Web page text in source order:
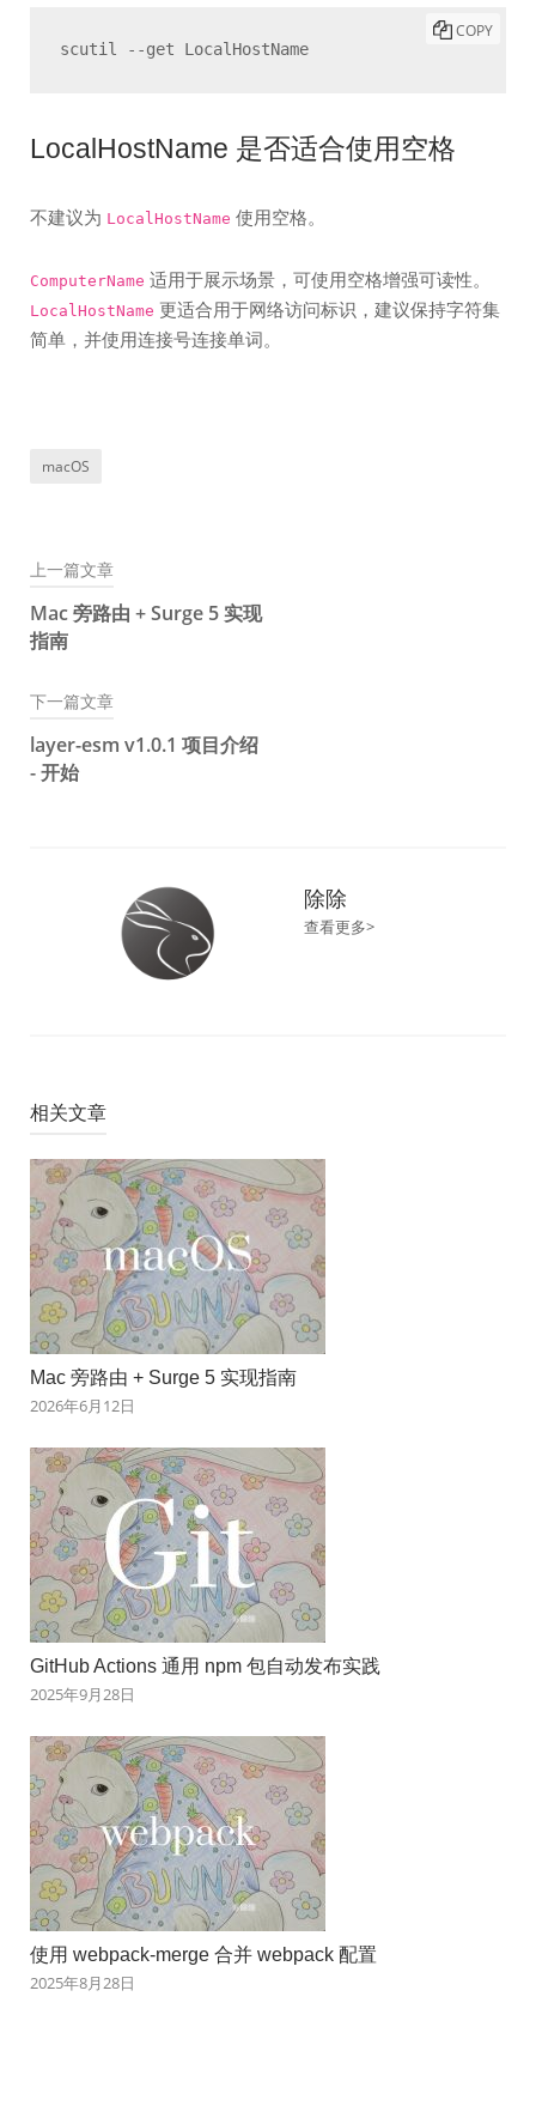
scutil --get LocalHostName
COPY
LocalHostName 是否适合使用空格
不建议为 LocalHostName 使用空格。
ComputerName 适用于展示场景，可使用空格增强可读性。
LocalHostName 更适合用于网络访问标识，建议保持字符集
简单，并使用连接号连接单词。
macOS
文
章
导
航
上一篇文章
Mac 旁路由 + Surge 5 实现
指南
下一篇文章
layer-esm v1.0.1 项目介绍
- 开始
除除
查看更多>
相关文章
Mac 旁路由 + Surge 5 实现指南
2026年6月12日
GitHub Actions 通用 npm 包自动发布实践
2025年9月28日
使用 webpack-merge 合并 webpack 配置
2025年8月28日